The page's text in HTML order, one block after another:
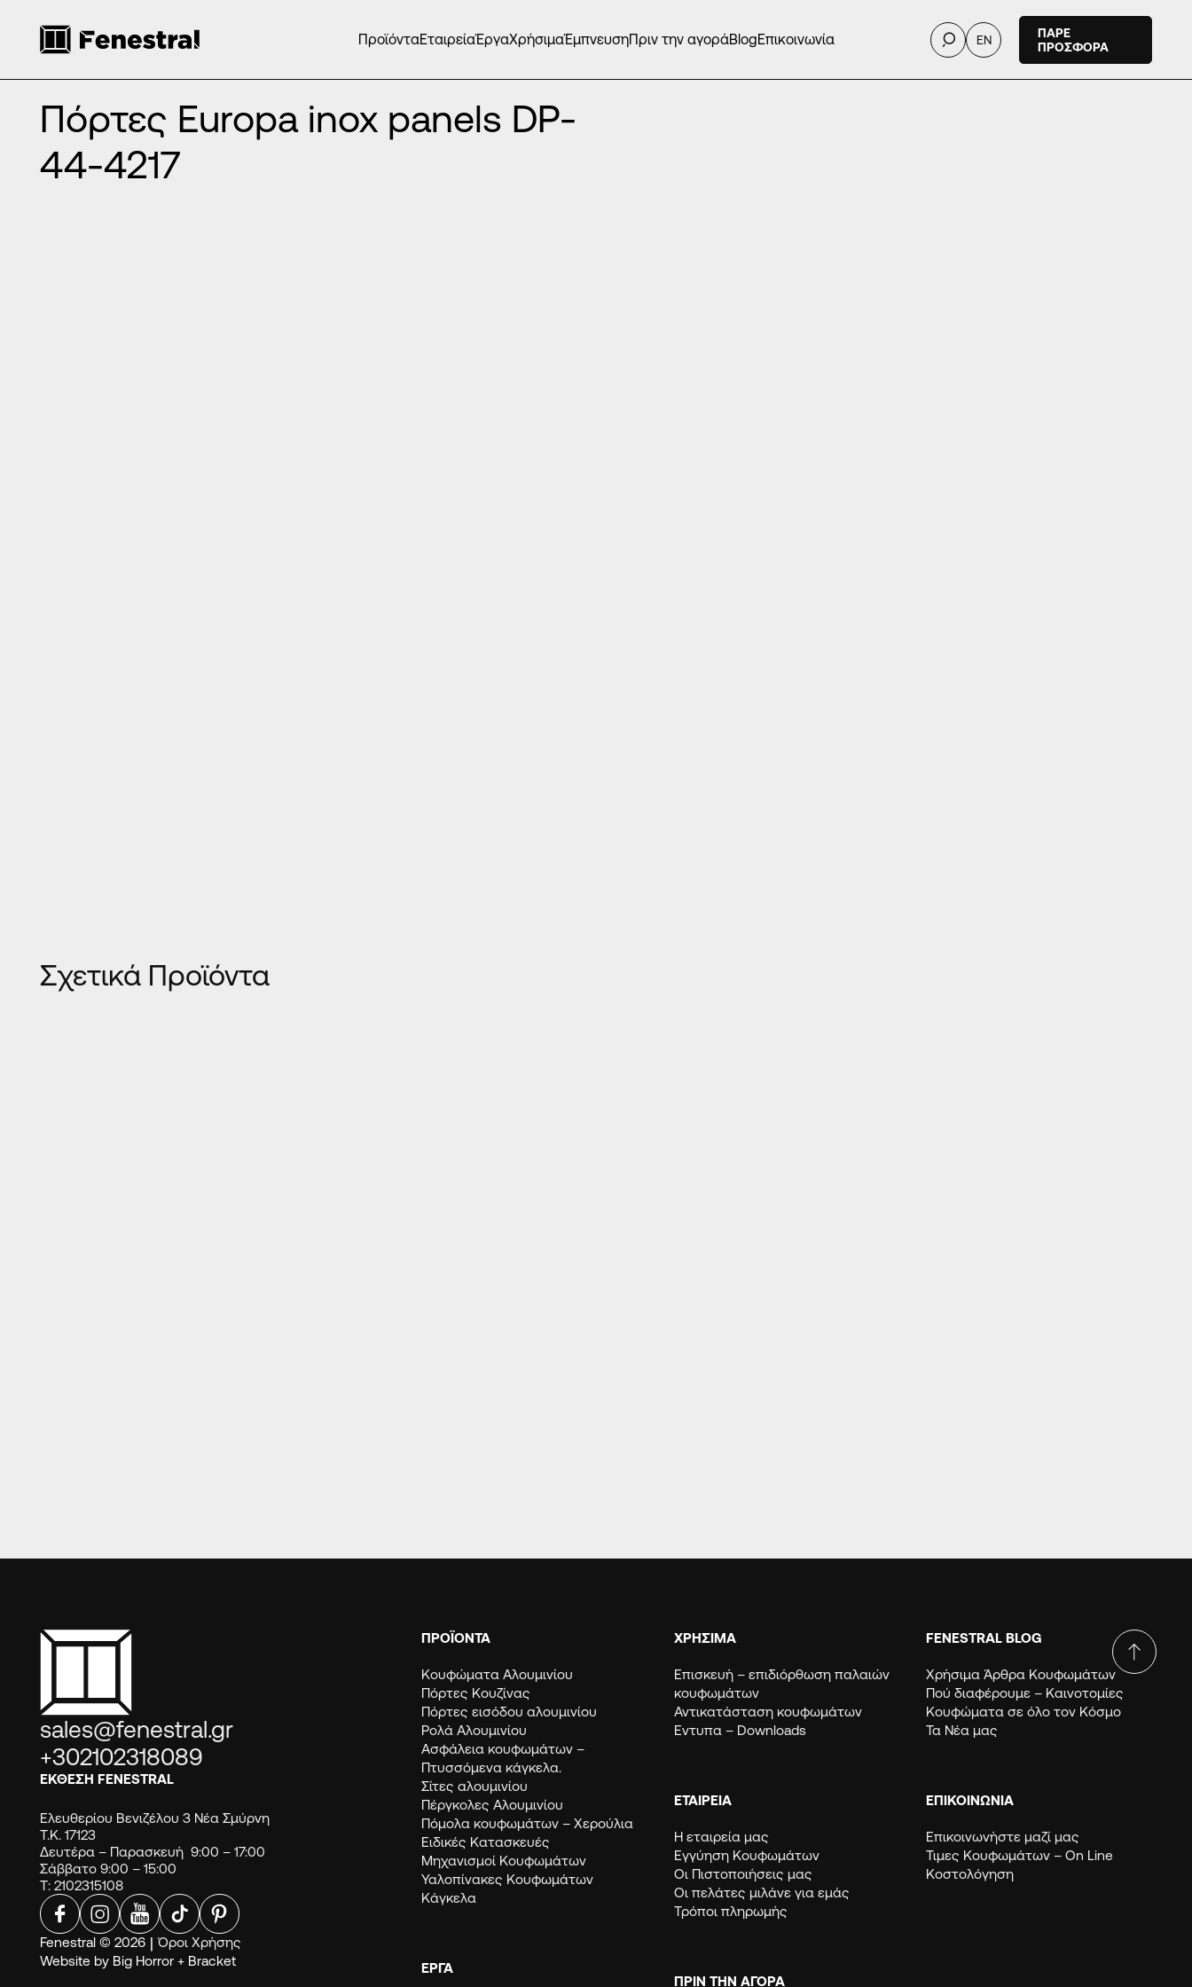
ΠροϊόνταΕταιρείαΈργαΧρήσιμαΈμπνευσηΠριν την αγοράBlogΕπικοινωνία EN
ΠΑΡΕ
ΠΡΟΣΦΟΡΑ
ΑΡΧΙΚΉ ΠΡΟΪΌΝΤΑ/ΠΌΡΤΕΣ ΕΙΣΌΔΟΥ ΑΛΟΥΜΙΝΊΟΥ ΠΌΡΤΕΣ EUROPA INOX PANELS
Πόρτες Europa inox panels DP-
44-4217
Σχετικά Προϊόντα
sales@fenestral.gr
+302102318089
ΕΚΘΕΣΗ FENESTRAL
Ελευθερίου Βενιζέλου 3 Νέα Σμύρνη
Τ.Κ. 17123
Δευτέρα – Παρασκευή 9:00 – 17:00
Σάββατο 9:00 – 15:00
Τ: 2102315108
Fenestral © 2026 | Όροι Χρήσης
Website by Big Horror + Bracket
ΠΡΟΪΟΝΤΑ
Κουφώματα Αλουμινίου
Πόρτες Κουζίνας
Πόρτες εισόδου αλουμινίου
Ρολά Αλουμινίου
Ασφάλεια κουφωμάτων –
Πτυσσόμενα κάγκελα.
Σίτες αλουμινίου
Πέργκολες Αλουμινίου
Πόμολα κουφωμάτων – Χερούλια
Ειδικές Κατασκευές
Μηχανισμοί Κουφωμάτων
Υαλοπίνακες Κουφωμάτων
Κάγκελα
ΈΡΓΑ
ΧΡΗΣΙΜΑ
Eπισκευή – επιδιόρθωση παλαιών
κουφωμάτων
Αντικατάσταση κουφωμάτων
Εντυπα – Downloads
ΕΤΑΙΡΕΙΑ
Η εταιρεία μας
Εγγύηση Κουφωμάτων
Οι Πιστοποιήσεις μας
Οι πελάτες μιλάνε για εμάς
Τρόποι πληρωμής
ΠΡΙΝ ΤΗΝ ΑΓΟΡΑ
FENESTRAL BLOG
Χρήσιμα Άρθρα Κουφωμάτων
Πού διαφέρουμε – Καινοτομίες
Κουφώματα σε όλο τον Κόσμο
Τα Νέα μας
ΕΠΙΚΟΙΝΩΝΙΑ
Επικοινωνήστε μαζί μας
Τιμες Κουφωμάτων – Οn Line
Κοστολόγηση